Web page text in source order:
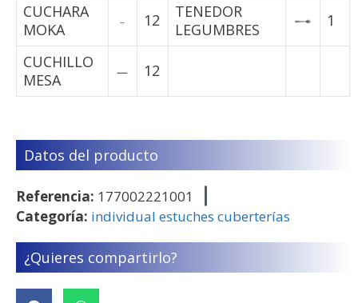
CUCHARA
MOKA
12
TENEDOR
LEGUMBRES
1
CUCHILLO
MESA
12
Datos del producto
Referencia: 177002221001
Categoría: individual estuches cuberterías
¿Quieres compartirlo?